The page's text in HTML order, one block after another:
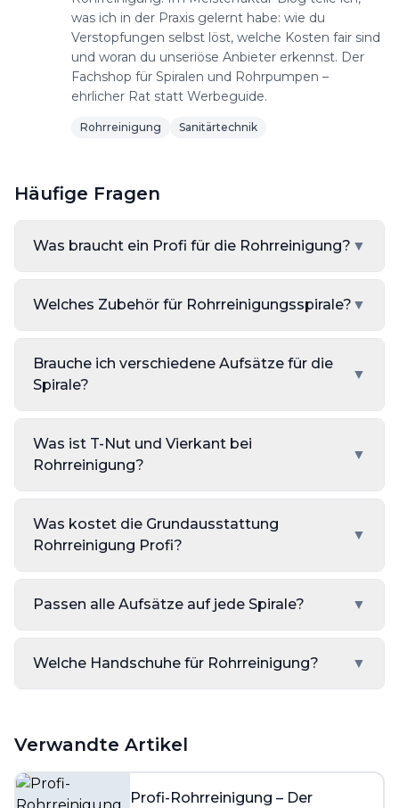
was ich in der Praxis gelernt habe: wie du
Verstopfungen selbst löst, welche Kosten fair sind
und woran du unseriöse Anbieter erkennst. Der
Fachshop für Spiralen und Rohrpumpen –
ehrlicher Rat statt Werbeguide.
Rohrreinigung Sanitärtechnik
Häufige Fragen
Was braucht ein Profi für die Rohrreinigung? ▼
Welches Zubehör für Rohrreinigungsspirale? ▼
Brauche ich verschiedene Aufsätze für die
Spirale?
▼
Was ist T-Nut und Vierkant bei
Rohrreinigung?
▼
Was kostet die Grundausstattung
Rohrreinigung Profi?
▼
Passen alle Aufsätze auf jede Spirale? ▼
Welche Handschuhe für Rohrreinigung? ▼
Verwandte Artikel
Profi-Rohrreinigung – Der